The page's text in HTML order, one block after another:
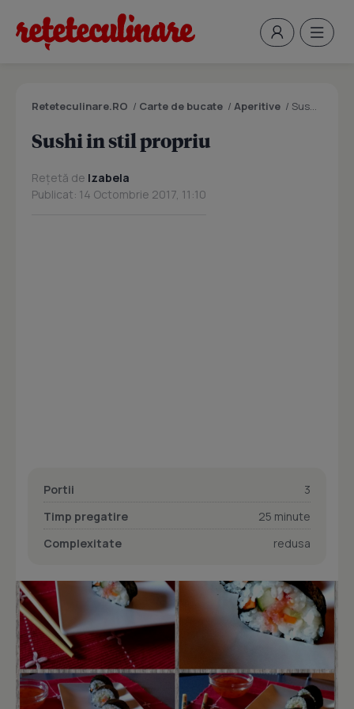
Reteteculinare.RO / Carte de bucate / Aperitive / Sushi in stil propriu
Sushi in stil propriu
Rețetă de Izabela
Publicat: 14 Octombrie 2017, 11:10
Portii
3
Timp pregatire
25 minute
Complexitate
redusa